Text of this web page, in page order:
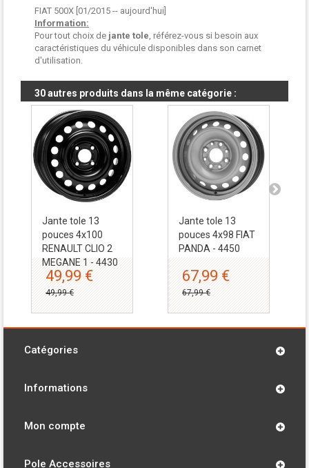
FIAT 500X [01/2015 -- aujourd'hui]
Information:
Pour tout choix de jante tole, référez-vous si besoin aux
caractéristiques du véhicule disponibles dans son carnet
d'utilisation.
30 autres produits dans la même catégorie :
Jante tole 13
pouces 4x100
RENAULT CLIO 2
MEGANE 1 - 4430
49,99 €
49,99 €
Jante tole 13
pouces 4x98 FIAT
PANDA - 4450
67,99 €
67,99 €
Catégories
Informations
Mon compte
Pole Accessoires